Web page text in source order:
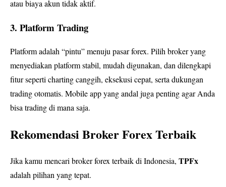
atau biaya akun tidak aktif.
3. Platform Trading
Platform adalah “pintu” menuju pasar forex. Pilih broker yang
menyediakan platform stabil, mudah digunakan, dan dilengkapi
fitur seperti charting canggih, eksekusi cepat, serta dukungan
trading otomatis. Mobile app yang andal juga penting agar Anda
bisa trading di mana saja.
Rekomendasi Broker Forex Terbaik
Jika kamu mencari broker forex terbaik di Indonesia, TPFx
adalah pilihan yang tepat.